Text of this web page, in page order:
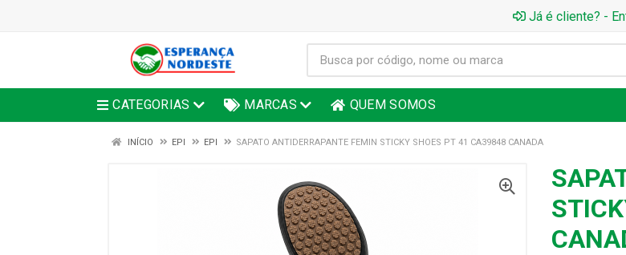
Já é cliente? -
CATEGORIAS MARCAS QUEM SOMOS
INÍCIO EPI EPI SAPATO ANTIDERRAPANTE FEMIN STICKY SHOES PT 41 CA39848 CANADA